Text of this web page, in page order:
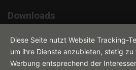
Downloads
Kontakt
Diese Seite nutzt Website Tracking-
um ihre Dienste anzubieten, stetig zu
Werbung entsprechend der